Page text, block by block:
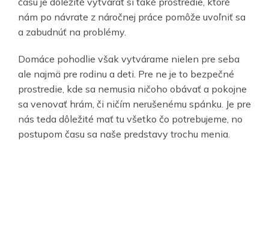
nám po návrate z náročnej práce pomôže uvoľniť sa
a zabudnúť na problémy.
Domáce pohodlie však vytvárame nielen pre seba
ale najmä pre rodinu a deti. Pre ne je to bezpečné
prostredie, kde sa nemusia ničoho obávať a pokojne
sa venovať hrám, či ničím nerušenému spánku. Je pre
nás teda dôležité mať tu všetko čo potrebujeme, no
postupom času sa naše predstavy trochu menia.